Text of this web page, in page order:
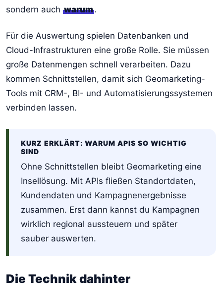
sondern auch warum.
Für die Auswertung spielen Datenbanken und
Cloud-Infrastrukturen eine große Rolle. Sie müssen
große Datenmengen schnell verarbeiten. Dazu
kommen Schnittstellen, damit sich Geomarketing-
Tools mit CRM-, BI- und Automatisierungssystemen
verbinden lassen.
KURZ ERKLÄRT: WARUM APIS SO WICHTIG
SIND
Ohne Schnittstellen bleibt Geomarketing eine
Insellösung. Mit APIs fließen Standortdaten,
Kundendaten und Kampagnenergebnisse
zusammen. Erst dann kannst du Kampagnen
wirklich regional aussteuern und später
sauber auswerten.
Die Technik dahinter